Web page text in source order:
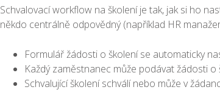
Schvalovací workflow na školení je tak, jak si ho
někdo centrálně odpovědný (například HR
Formulář žádosti o školení se automaticky
Každý zaměstnanec může podávat žádosti o
Schvalující školení schválí nebo může v